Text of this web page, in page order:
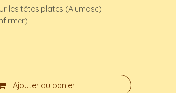
les têtes plates (Alumasc)
Ajouter au panier